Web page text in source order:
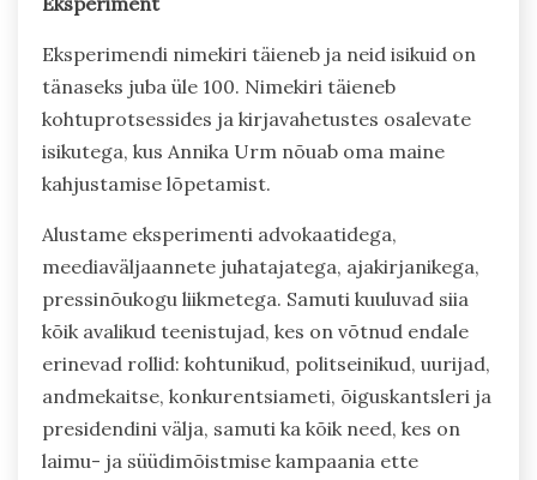
Eksperimendi nimekiri täieneb ja neid isikuid on
tänaseks juba üle 100. Nimekiri täieneb
kohtuprotsessides ja kirjavahetustes osalevate
isikutega, kus Annika Urm nõuab oma maine
kahjustamise lõpetamist.
Alustame eksperimenti advokaatidega,
meediaväljaannete juhatajatega, ajakirjanikega,
pressinõukogu liikmetega. Samuti kuuluvad siia
kõik avalikud teenistujad, kes on võtnud endale
erinevad rollid: kohtunikud, politseinikud, uurijad,
andmekaitse, konkurentsiameti, õiguskantsleri ja
presidendini välja, samuti ka kõik need, kes on
laimu- ja süüdimõistmise kampaania ette